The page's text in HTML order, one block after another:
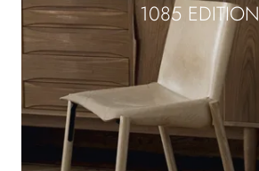
1085 EDITION